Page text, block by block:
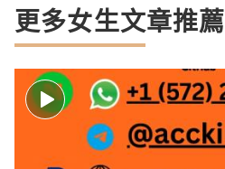
更多女生文章推薦